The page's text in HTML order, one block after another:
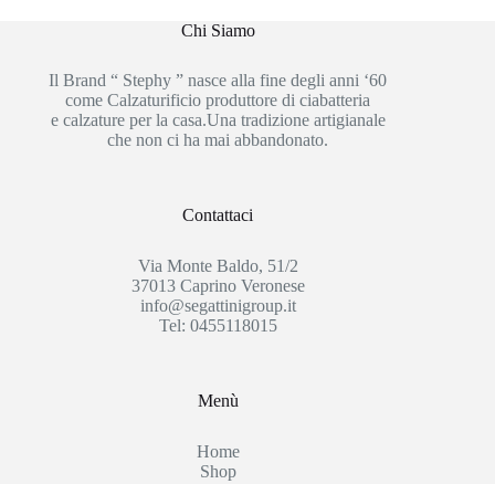
Chi Siamo
Il Brand “ Stephy ” nasce alla fine degli anni ‘60
come Calzaturificio produttore di ciabatteria
e calzature per la casa.Una tradizione artigianale
che non ci ha mai abbandonato.
Contattaci
Via Monte Baldo, 51/2
37013 Caprino Veronese
info@segattinigroup.it
Tel: 0455118015
Menù
Home
Shop